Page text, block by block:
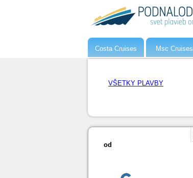
Costa Cruises Msc Cruises
VŠETKY PLAVBY
od